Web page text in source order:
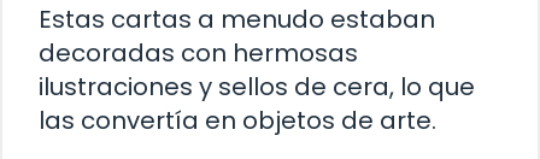
Estas cartas a menudo estaban
decoradas con hermosas
ilustraciones y sellos de cera, lo que
las convertía en objetos de arte.